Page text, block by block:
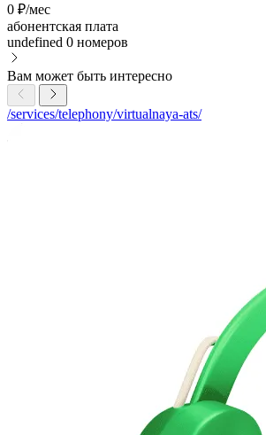
0 ₽/мес
абонентская плата
undefined 0 номеров
Вам может быть интересно
/services/telephony/virtualnaya-ats/